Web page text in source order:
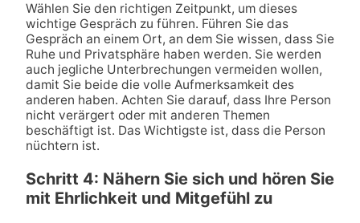
Wählen Sie den richtigen Zeitpunkt, um dieses
wichtige Gespräch zu führen. Führen Sie das
Gespräch an einem Ort, an dem Sie wissen, dass Sie
Ruhe und Privatsphäre haben werden. Sie werden
auch jegliche Unterbrechungen vermeiden wollen,
damit Sie beide die volle Aufmerksamkeit des
anderen haben. Achten Sie darauf, dass Ihre Person
nicht verärgert oder mit anderen Themen
beschäftigt ist. Das Wichtigste ist, dass die Person
nüchtern ist.
Schritt 4: Nähern Sie sich und hören Sie
mit Ehrlichkeit und Mitgefühl zu